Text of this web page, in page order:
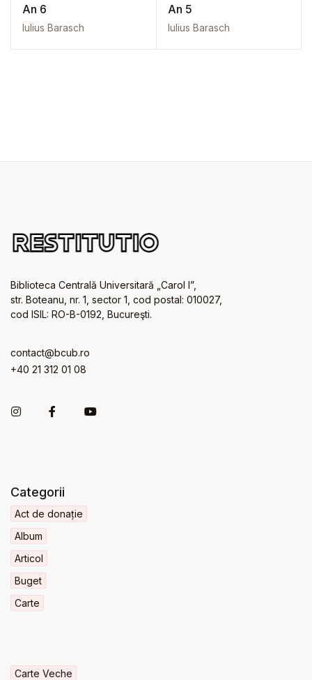
An 6
Iulius Barasch
An 5
Iulius Barasch
Biblioteca Centrală Universitară „Carol I”,
str. Boteanu, nr. 1, sector 1, cod postal: 010027,
cod ISIL: RO-B-0192, Bucureşti.
contact@bcub.ro
+40 21 312 01 08
Categorii
Act de donație
Album
Articol
Buget
Carte
Carte Veche